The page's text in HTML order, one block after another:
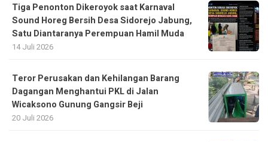
Tiga Penonton Dikeroyok saat Karnaval
Sound Horeg Bersih Desa Sidorejo Jabung,
Satu Diantaranya Perempuan Hamil Muda
14 Juli 2026
Teror Perusakan dan Kehilangan Barang
Dagangan Menghantui PKL di Jalan
Wicaksono Gunung Gangsir Beji
20 Juli 2026